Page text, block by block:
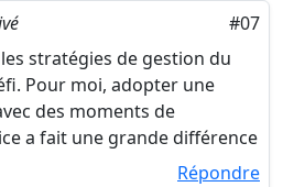
#07
stratégies de gestion du
Pour moi, adopter une
des moments de
a fait une grande différence
Répondre